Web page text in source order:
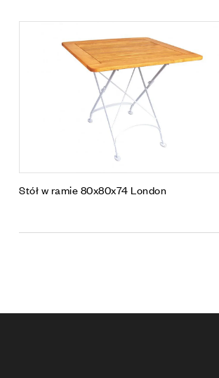
Stół w ramie 80x80x74 London